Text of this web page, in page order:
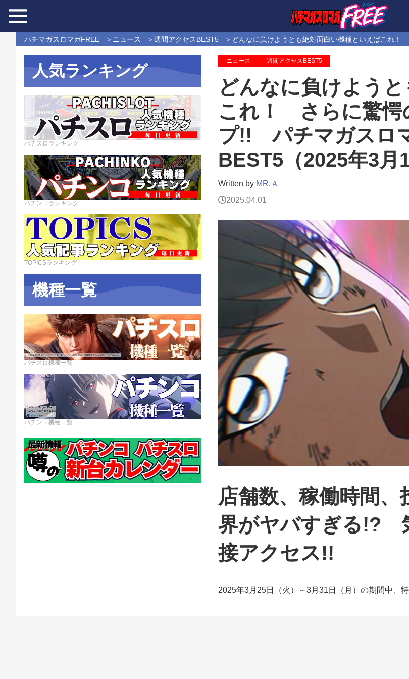
パチマガスロマガFREE ニュース 週間アクセスBEST5 どんなに負けようとも絶対面白い機種といえばこれ
ニュース 週間アクセスBEST5
どんなに負けよう
これ！ さらに驚愕
プ!! パチマガスロ
BEST5（2025年3月
Written by MR.Ａ
2025.04.01
店舗数、稼働時間
界がヤバすぎる!?
接アクセス!!
2025年3月25日（火）～3月31日（月）の期間中、
人気ランキング
パチスロランキング
パチンコランキング
TOPICSランキング
機種一覧
パチスロ機種一覧
パチンコ機種一覧